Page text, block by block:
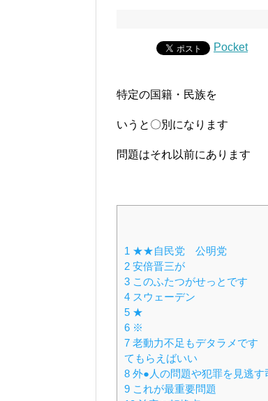
Pocket
特定の国籍・民族を
いうと〇別になります
問題はそれ以前にあります
1 ★★自民党 公明党
2 安倍晋三が
3 このふたつがせっとです
4 スウェーデン
5 ★
6 ※
7 老動力不足もデタラメです
てもらえばいい
8 外●人の問題や犯罪を見逃す
9 これが最重要問題